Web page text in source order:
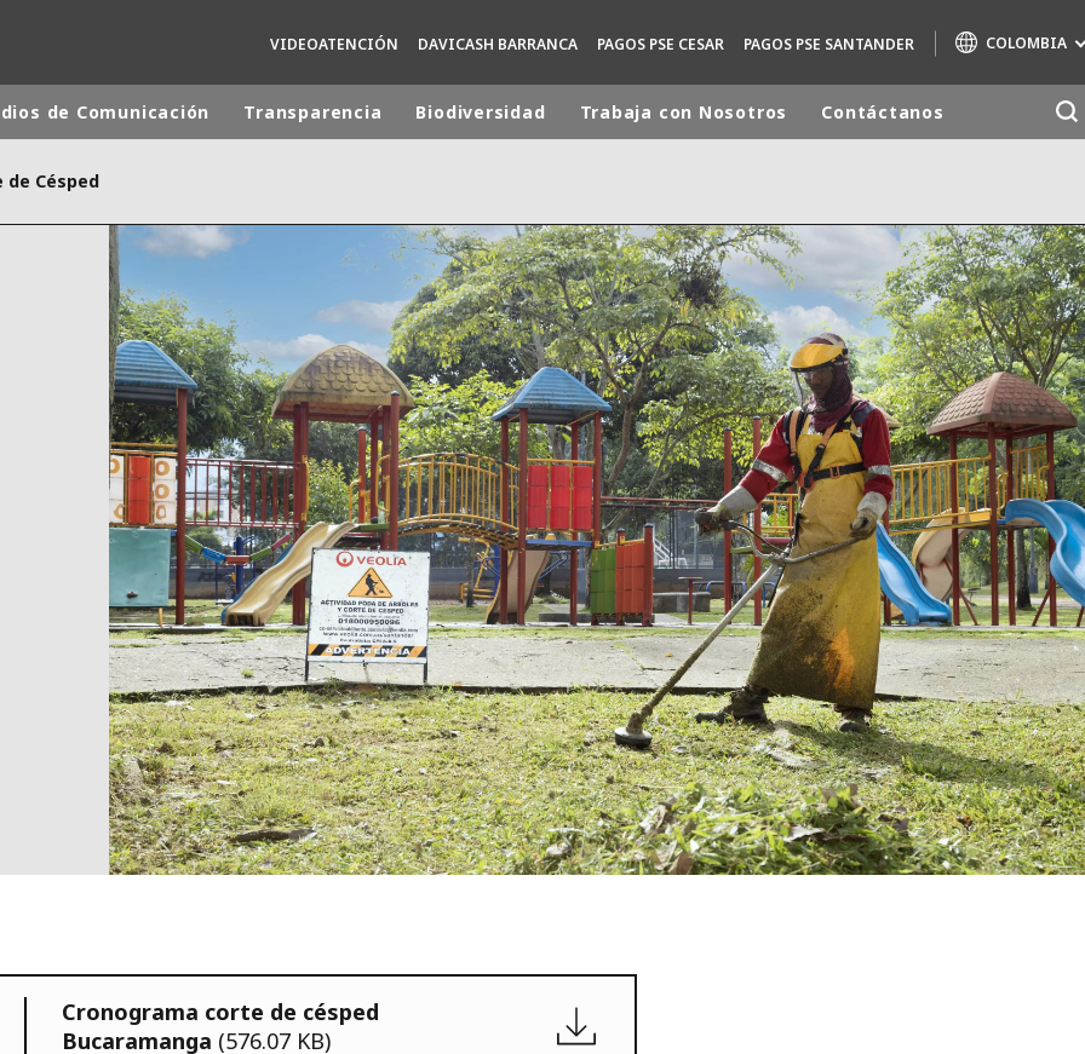
VIDEOATENCIÓN DAVICASH BARRANCA PAGOS PSE CESAR PAGOS PSE SANTANDER COLOMBIA
mundial
ZELANDA
NORTEAMÉRICA
ÁFRICA Y ORIENTE MEDIO
ÁSIA
AIR QUALITY
ENGINEERING & CONSULTING
HAZARDOUS WASTE EUROPE
INDUSTRIAS SOLUCIONES GLOBALES
NUCLEAR SOLUTIONS
OFIS
SEDE BENELUX
VEOLIA AGRICULTURE
WATER TECHNOLOGIES
de Comunicación Transparencia Biodiversidad Trabaja con Nosotros Contáctanos
de Césped
Cronograma corte de césped
Bucaramanga (576.07 KB)